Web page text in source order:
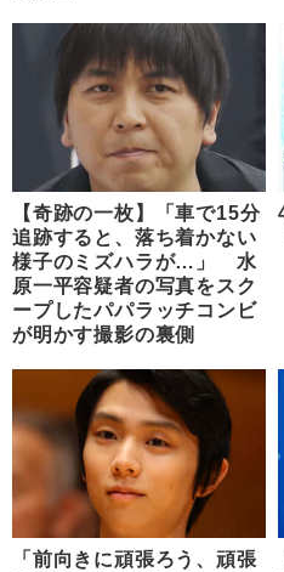
【奇跡の一枚】「車で15分
追跡すると、落ち着かない
様子のミズハラが…」 水
原一平容疑者の写真をスク
ープしたパパラッチコンビ
が明かす撮影の裏側
「前向きに頑張ろう、頑張